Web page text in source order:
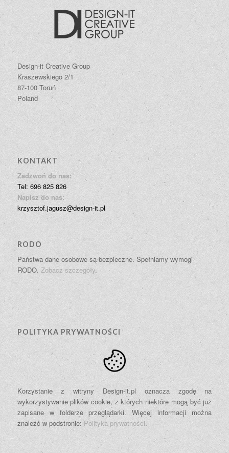
Design-it Creative Group
Kraszewskiego 2/1
87-100 Toruń
Poland
KONTAKT
Zadzwoń do nas:
Tel: 696 825 826
Napisz do nas:
krzysztof.jagusz@design-it.pl
RODO
Państwa dane osobowe są bezpieczne. Spełniamy wymogi
RODO. Zobacz szczegóły.
POLITYKA PRYWATNOŚCI
Korzystanie z witryny Design-it.pl oznacza zgodę na
wykorzystywanie plików cookie, z których niektóre mogą być już
zapisane w folderze przeglądarki. Więcej informacji można
znaleźć w podstronie:Polityka prywatności.